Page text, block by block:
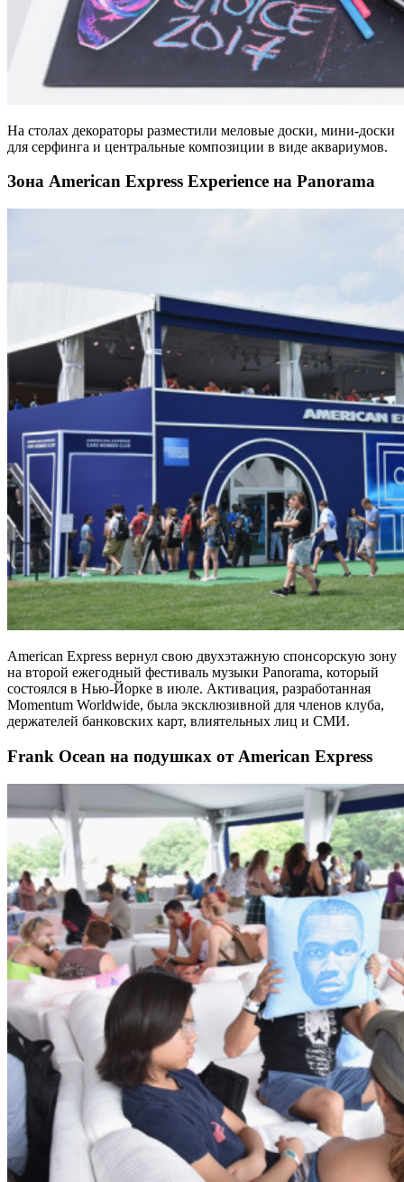
На столах декораторы разместили меловые доски, мини-доски
для серфинга и центральные композиции в виде аквариумов.
Зона American Express Experience на Panorama
American Express вернул свою двухэтажную спонсорскую зону
на второй ежегодный фестиваль музыки Panorama, который
состоялся в Нью-Йорке в июле. Активация, разработанная
Momentum Worldwide, была эксклюзивной для членов клуба,
держателей банковских карт, влиятельных лиц и СМИ.
Frank Ocean на подушках от American Express